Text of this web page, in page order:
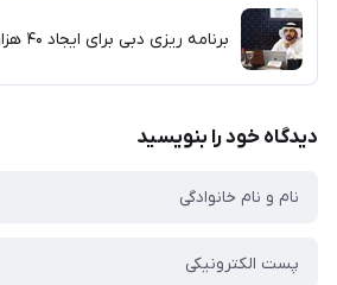
برنامه ریزی دبی برای ایجاد ۴۰ هزار شغل در متاورس
دیدگاه خود را بنویسید